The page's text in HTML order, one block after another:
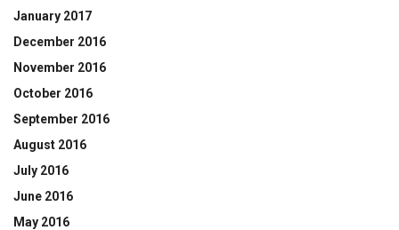
January 2017
December 2016
November 2016
October 2016
September 2016
August 2016
July 2016
June 2016
May 2016